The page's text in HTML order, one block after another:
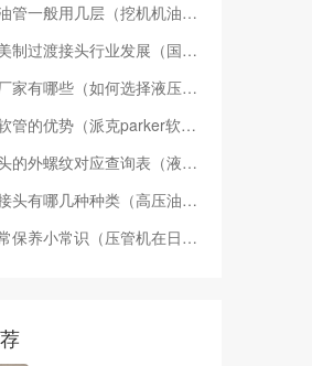
般用几层（挖机机油油管用几层钢丝）
头行业发展（国内美制过渡接头行业发展现状）
有哪些（如何选择液压接头）
势（派克parker软管使用时的注意事项）
对应查询表（液压油管螺纹接头标准参照表）
哪几种种类（高压油管接头a型c型d型）
常识（压管机在日常使用中该如何保养）